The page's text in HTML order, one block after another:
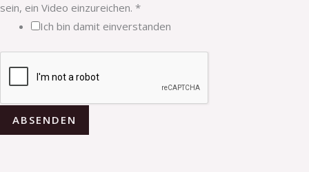
sein, ein Video einzureichen. *
Ich bin damit einverstanden
ABSENDEN